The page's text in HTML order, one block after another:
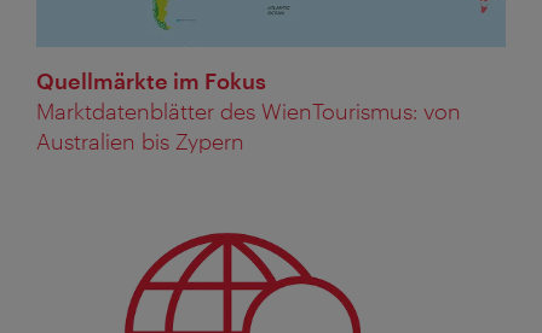
Quellmärkte im Fokus
Marktdatenblätter des WienTourismus: von
Australien bis Zypern